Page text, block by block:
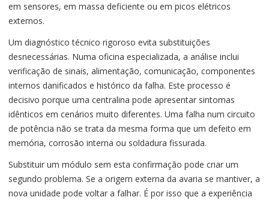
em sensores, em massa deficiente ou em picos elétricos
externos.
Um diagnóstico técnico rigoroso evita substituições
desnecessárias. Numa oficina especializada, a análise inclui
verificação de sinais, alimentação, comunicação, componentes
internos danificados e histórico da falha. Este processo é
decisivo porque uma centralina pode apresentar sintomas
idênticos em cenários muito diferentes. Uma falha num circuito
de potência não se trata da mesma forma que um defeito em
memória, corrosão interna ou soldadura fissurada.
Substituir um módulo sem esta confirmação pode criar um
segundo problema. Se a origem externa da avaria se mantiver, a
nova unidade pode voltar a falhar. É por isso que a experiência